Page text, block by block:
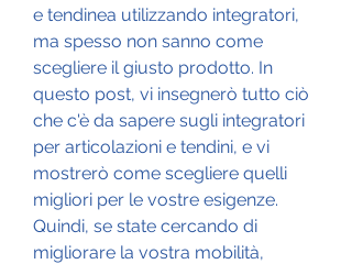
e tendinea utilizzando integratori,
ma spesso non sanno come
scegliere il giusto prodotto. In
questo post, vi insegnerò tutto ciò
che c'è da sapere sugli integratori
per articolazioni e tendini, e vi
mostrerò come scegliere quelli
migliori per le vostre esigenze.
Quindi, se state cercando di
migliorare la vostra mobilità,